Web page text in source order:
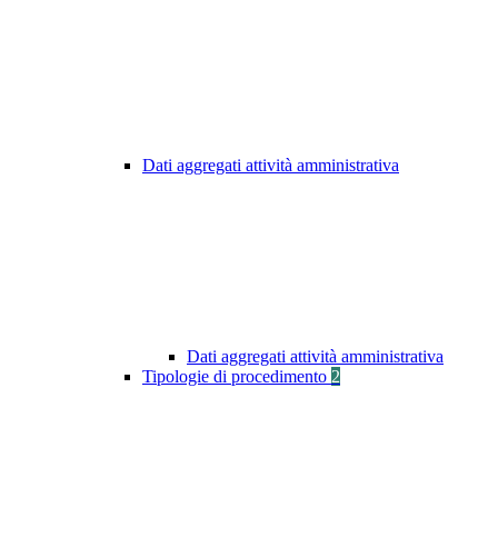
Dati aggregati attività amministrativa
Dati aggregati attività amministrativa
Tipologie di procedimento 2